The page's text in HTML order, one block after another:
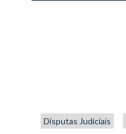
Disputas Judiciais